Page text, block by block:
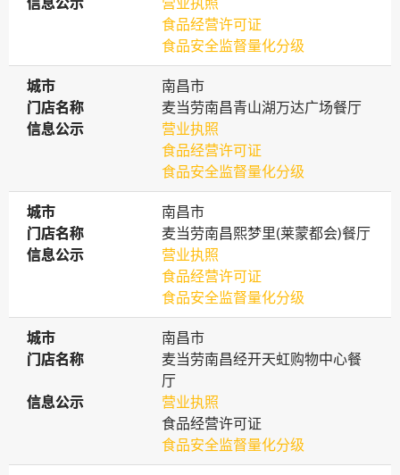
食品经营许可证
食品安全监督量化分级
城市
城市
南昌市
门店名称
门店名称
麦当劳南昌青山湖万达广场餐厅
信息公示
信息公示
营业执照
食品经营许可证
食品安全监督量化分级
城市
城市
南昌市
门店名称
门店名称
麦当劳南昌熙梦里(莱蒙都会)餐厅
信息公示
信息公示
营业执照
食品经营许可证
食品安全监督量化分级
城市
城市
南昌市
门店名称
门店名称
麦当劳南昌经开天虹购物中心餐
厅
信息公示
信息公示
营业执照
食品经营许可证
食品安全监督量化分级